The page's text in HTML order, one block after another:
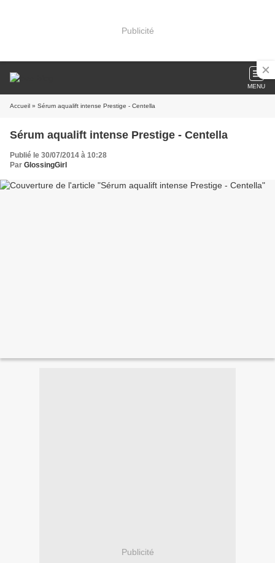
Publicité
MENU
Accueil » Sérum aqualift intense Prestige - Centella
Sérum aqualift intense Prestige - Centella
Publié le 30/07/2014 à 10:28
Par GlossingGirl
Publicité